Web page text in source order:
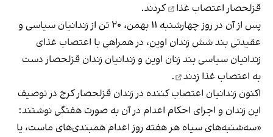
قزلحصاراعتصاب غذا
کردند.
پس از آن در روز چهارشنبه ۱۱ بهمن، ۲۰ تن از زندانیان سیاسی و
عقیدتی بند شش زندان اوین، در همراهی با اعتصاب غذای
زندانیان سیاسی بند زنان اوین و زندانیان زندان قزلحصار دست
به اعتصاب غذا زدند
.
اکنون زندانیان اعتصاب کننده در زندان قزلحصار کرج در توصیف
این زندان و اجرای احکام اعدام در آن به صورت هفتگی نوشتند:
«سه‌شنبه‌های سیاه هر هفته روز اعدام همبندی‌های ماست، یا